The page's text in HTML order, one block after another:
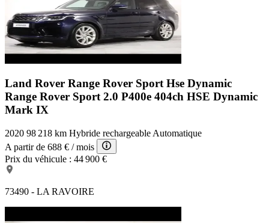
Land Rover Range Rover Sport Hse Dynamic
Range Rover Sport 2.0 P400e 404ch HSE Dynamic
Mark IX
2020 98 218 km Hybride rechargeable Automatique
A partir de 688 € / mois
Prix du véhicule : 44 900 €
73490 - LA RAVOIRE